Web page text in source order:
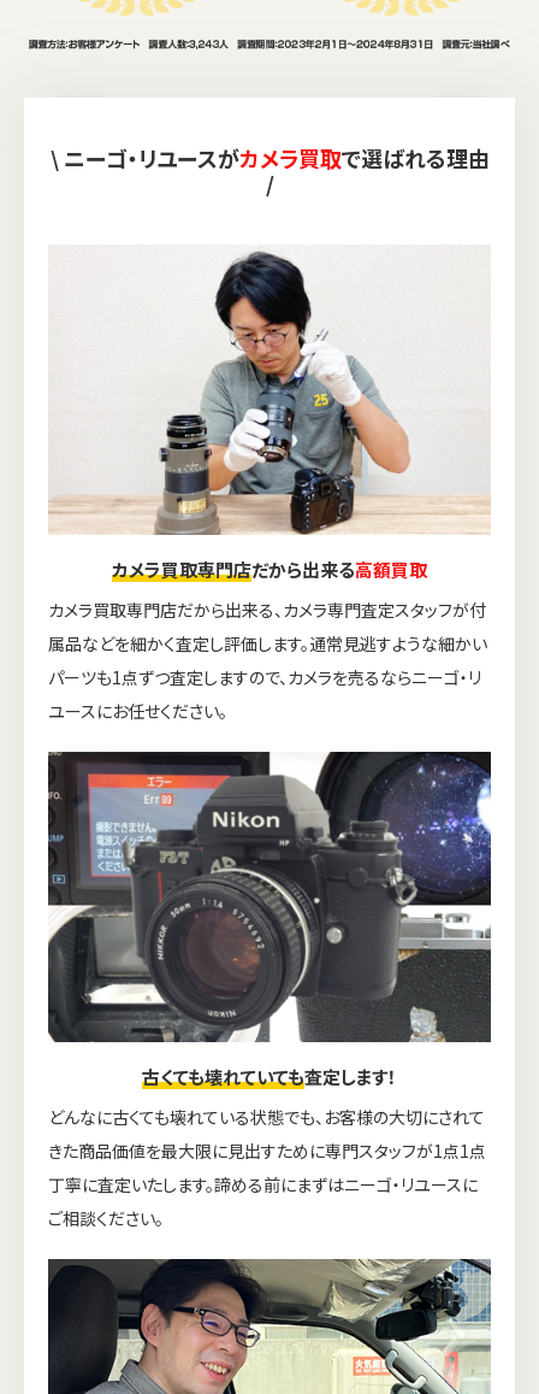
\ ニーゴ・リユースがカメラ買取で選ばれる理由
/
カメラ買取専門店だから出来る高額買取
カメラ買取専門店だから出来る、カメラ専門査定スタッフが付
属品などを細かく査定し評価します。通常見逃すような細かい
パーツも1点ずつ査定しますので、カメラを売るならニーゴ・リ
ユースにお任せください。
古くても壊れていても査定します！
どんなに古くても壊れている状態でも、お客様の大切にされて
きた商品価値を最大限に見出すために専門スタッフが1点1点
丁寧に査定いたします。諦める前にまずはニーゴ・リユースに
ご相談ください。